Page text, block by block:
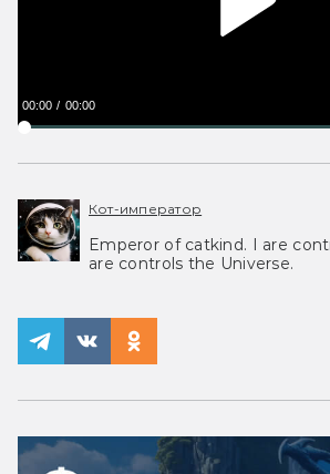
00:00 00:00
Кот-император
Emperor of catkind. I are
are controls the Universe.